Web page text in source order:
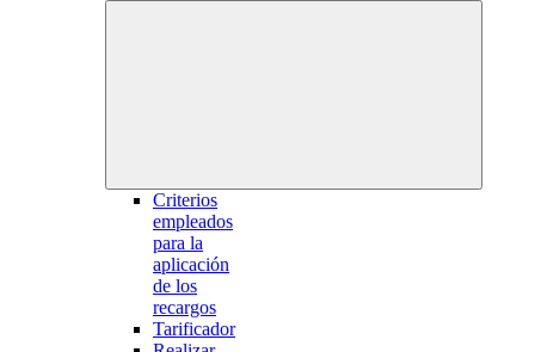
Criterios
empleados
para la
aplicación
de los
recargos
Tarificador